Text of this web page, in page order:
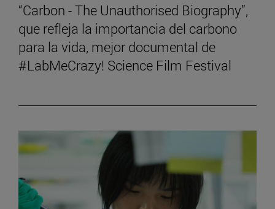
“Carbon - The Unauthorised Biography”,
que refleja la importancia del carbono
para la vida, mejor documental de
#LabMeCrazy! Science Film Festival